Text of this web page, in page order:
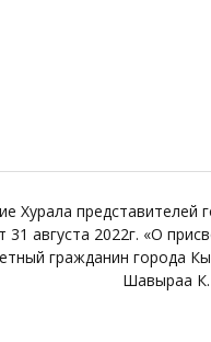
Хурала представителей
августа 2022г. «О
гражданин города
Шавыраа К.